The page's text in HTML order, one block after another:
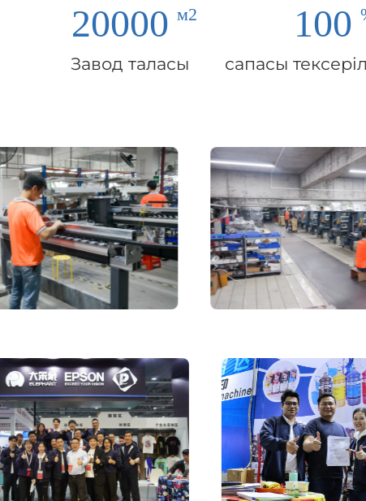
20000
Завод таласы
100
сапасы